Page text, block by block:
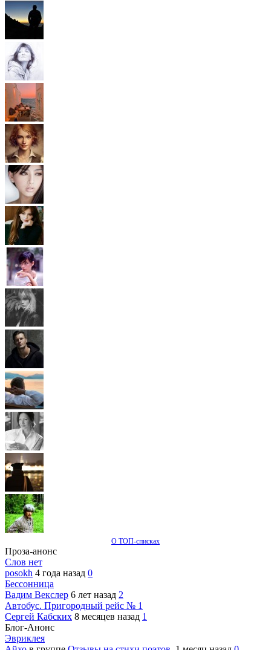
О ТОП-списках
Проза-анонс
Слов нет
posokh 4 года назад 0
Бессонница
Вадим Векслер 6 лет назад 2
Автобус. Пригородный рейс № 1
Сергей Кабских 8 месяцев назад 1
Блог-Анонс
Эвриклея